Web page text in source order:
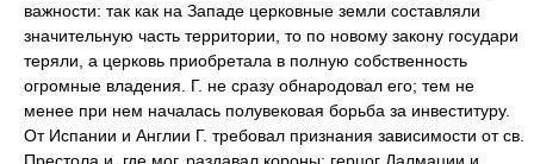
важности: так как на Западе церковные земли составляли
значительную часть территории, то по новому закону государи
теряли, а церковь приобретала в полную собственность
огромные владения. Г. не сразу обнародовал его; тем не
менее при нем началась полувековая борьба за инвеституру.
От Испании и Англии Г. требовал признания зависимости от св.